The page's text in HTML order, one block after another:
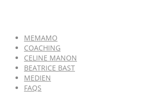
MEMAMO
COACHING
CELINE MANON
BEATRICE BAST
MEDIEN
FAQS